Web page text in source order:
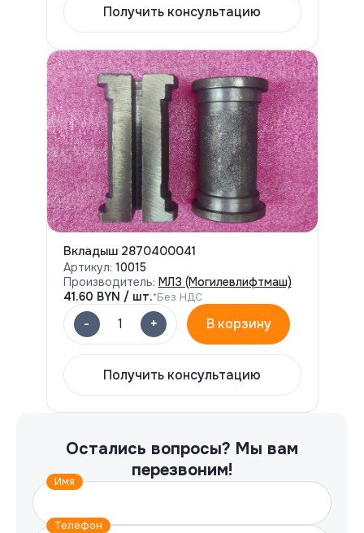
Получить консультацию
Вкладыш 2870400041
Артикул: 10015
Производитель: МЛЗ (Могилевлифтмаш)
41.60 BYN / шт.*Без НДС
- 1 + В корзину
Получить консультацию
Остались вопросы? Мы вам
перезвоним!
Имя
Телефон